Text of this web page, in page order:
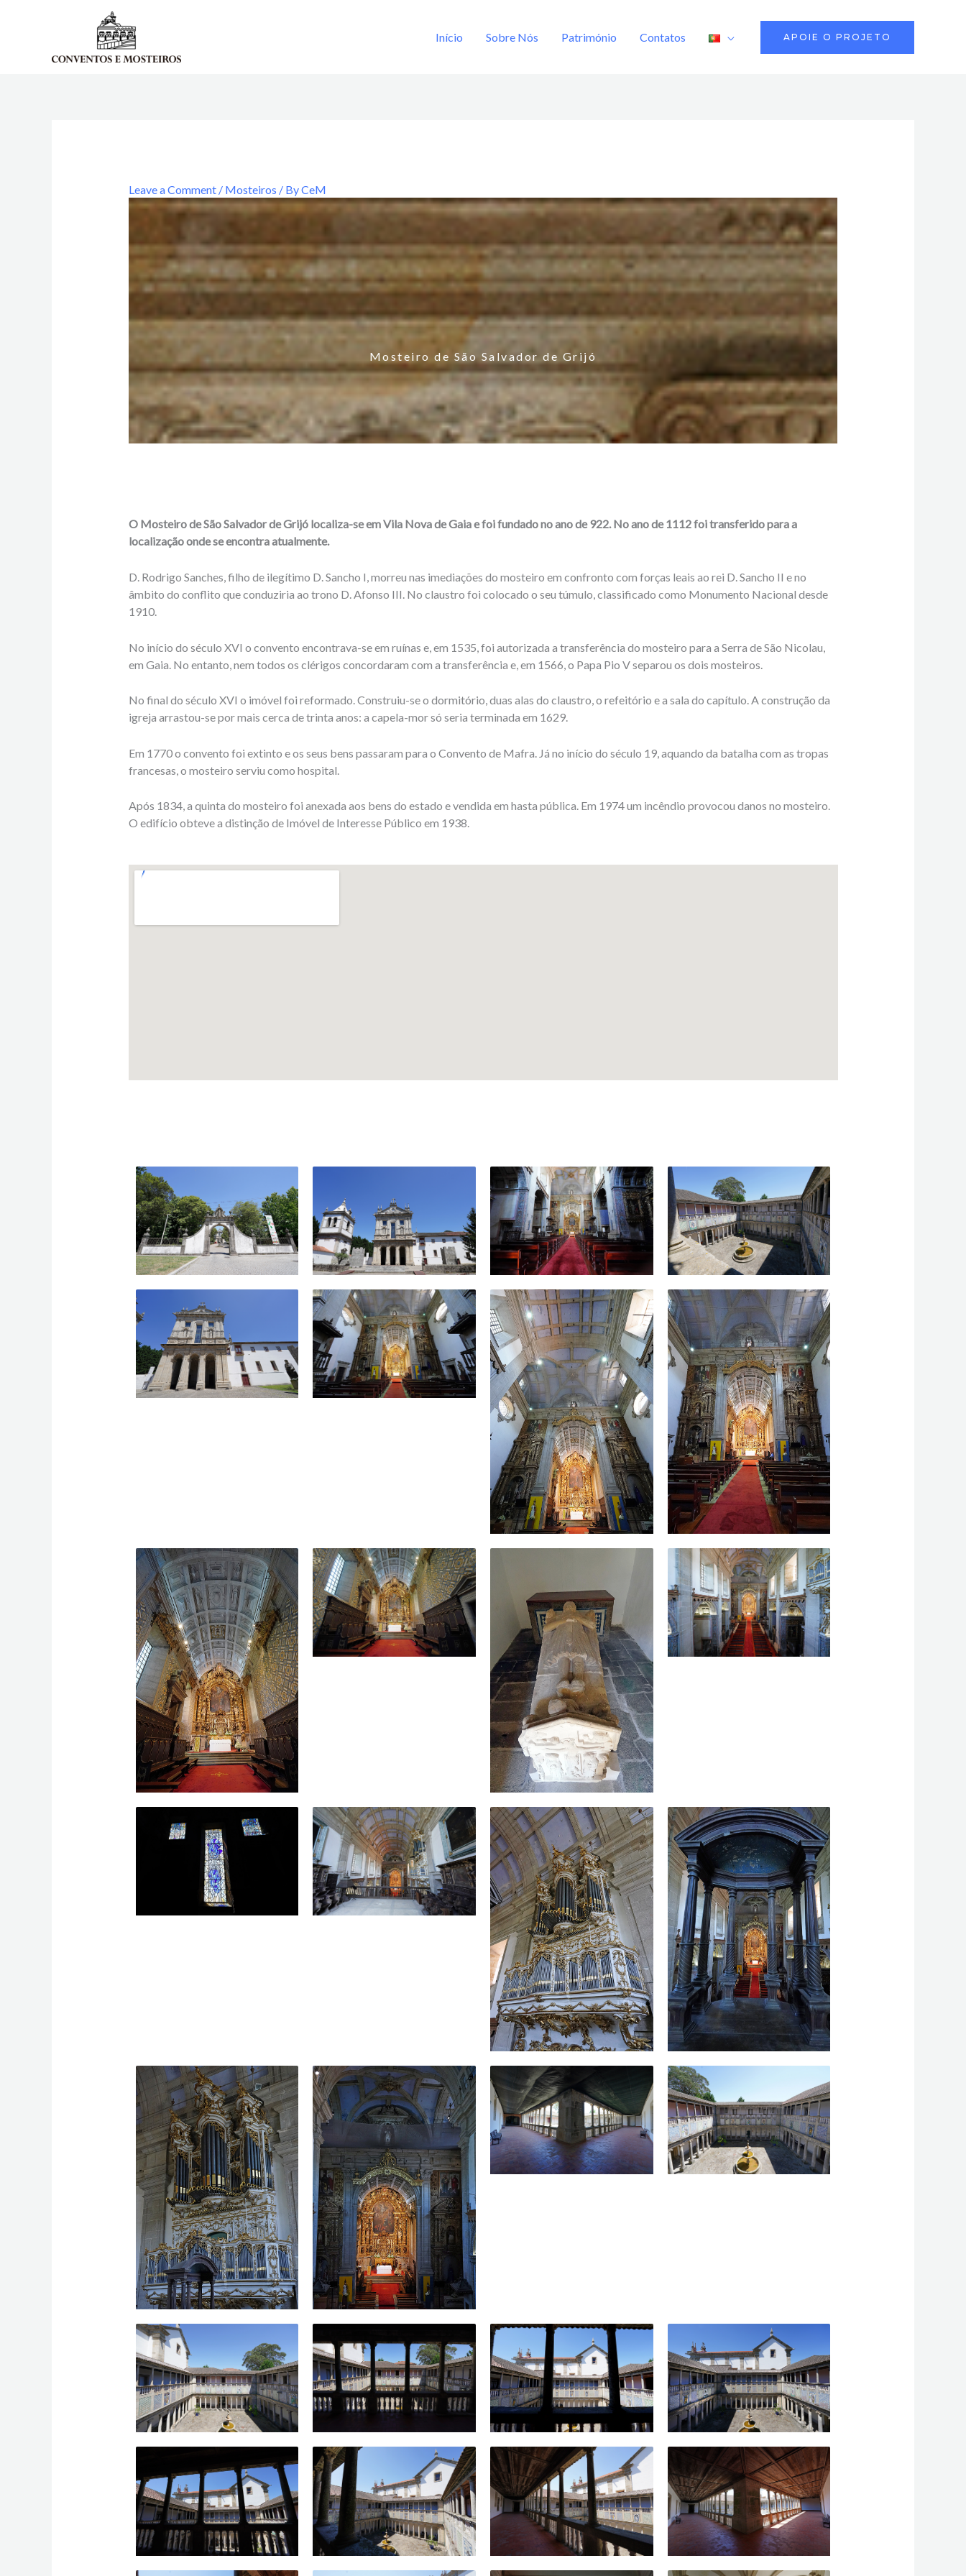
Início Sobre Nós Património Contatos APOIE O PROJETO
Leave a Comment / Mosteiros / ByCeM
Mosteiro de São Salvador de Grijó
O Mosteiro de São Salvador de Grijó localiza-se em Vila Nova de Gaia e foi fundado no ano de 922. No ano de 1112 foi transferido para a
localização onde se encontra atualmente.
D. Rodrigo Sanches, filho de ilegítimo D. Sancho I, morreu nas imediações do mosteiro em confronto com forças leais ao rei D. Sancho II e no
âmbito do conflito que conduziria ao trono D. Afonso III. No claustro foi colocado o seu túmulo, classificado como Monumento Nacional desde
1910.
No início do século XVI o convento encontrava-se em ruínas e, em 1535, foi autorizada a transferência do mosteiro para a Serra de São Nicolau,
em Gaia. No entanto, nem todos os clérigos concordaram com a transferência e, em 1566, o Papa Pio V separou os dois mosteiros.
No final do século XVI o imóvel foi reformado. Construiu-se o dormitório, duas alas do claustro, o refeitório e a sala do capítulo. A construção da
igreja arrastou-se por mais cerca de trinta anos: a capela-mor só seria terminada em 1629.
Em 1770 o convento foi extinto e os seus bens passaram para o Convento de Mafra. Já no início do século 19, aquando da batalha com as tropas
francesas, o mosteiro serviu como hospital.
Após 1834, a quinta do mosteiro foi anexada aos bens do estado e vendida em hasta pública. Em 1974 um incêndio provocou danos no mosteiro.
O edifício obteve a distinção de Imóvel de Interesse Público em 1938.